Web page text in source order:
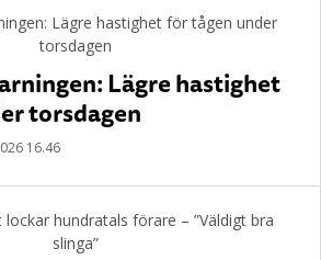
Lägre hastighet
torsdagen
16.46